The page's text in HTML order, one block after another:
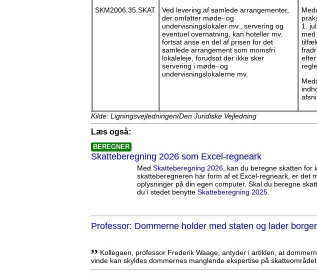
SKM2006.35.SKAT
Ved levering af samlede arrangementer,
der omfatter møde- og
undervisningslokaler mv., servering og
eventuel overnatning, kan hoteller mv.
fortsat anse en del af prisen for det
samlede arrangement som momsfri
lokaleleje, forudsat der ikke sker
servering i møde- og
undervisningslokalerne mv.
1.
Kilde: Ligningsvejledningen/Den Juridiske Vejledning
Læs også:
BEREGNER
Skatteberegning 2026 som Excel-regneark
Med Skatteberegning 2026 , kan du beregne skatten for
skatteberegneren har form af et Excel-regneark, er det
oplysninger på din egen computer. Skal du beregne
du i stedet benytte Skatteberegning 2025
Professor: Dommerne holder med staten og lader
,, Kollegaen, professor Frederik Waage, antyder i artiklen, at
vinde kan skyldes dommernes manglende ekspertise på skatteområdet.